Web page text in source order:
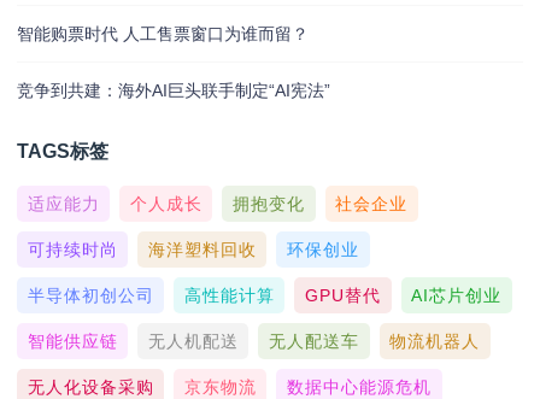
智能购票时代 人工售票窗口为谁而留？
竞争到共建：海外AI巨头联手制定“AI宪法”
TAGS标签
适应能力 个人成长 拥抱变化 社会企业
可持续时尚 海洋塑料回收 环保创业
半导体初创公司 高性能计算 GPU替代 AI芯片创业
智能供应链 无人机配送 无人配送车 物流机器人
无人化设备采购 京东物流 数据中心能源危机